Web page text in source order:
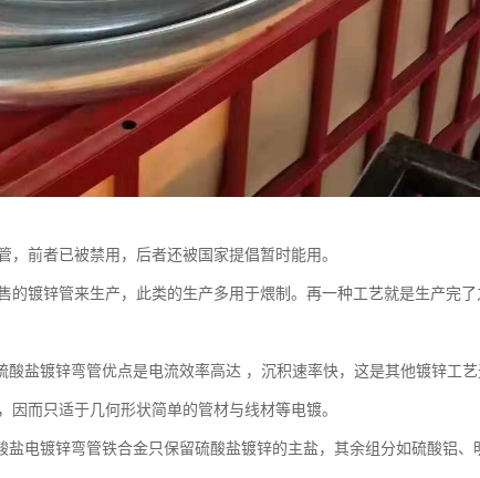
，前者已被禁用，后者还被国家提倡暂时能用。
的镀锌管来生产，此类的生产多用于煨制。再一种工艺就是生产完了
酸盐镀锌弯管优点是电流效率高达 ，沉积速率快，这是其他镀锌工
因而只适于几何形状简单的管材与线材等电镀。
盐电镀锌弯管铁合金只保留硫酸盐镀锌的主盐，其余组分如硫酸铝